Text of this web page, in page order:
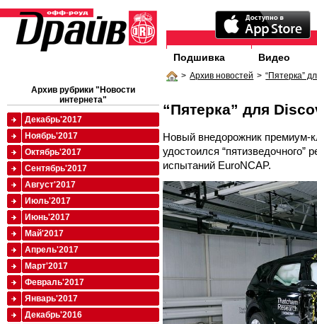
Подшивка Видео
> Архив новостей > “Пятерка”
“Пятерка” для
Новый внедорожник премиум-
удостоился “пятизведочного”
испытаний EuroNCAP.
Архив рубрики "Новости
интернета"
Декабрь'2017
Ноябрь'2017
Октябрь'2017
Сентябрь'2017
Август'2017
Июль'2017
Июнь'2017
Май'2017
Апрель'2017
Март'2017
Февраль'2017
Январь'2017
Декабрь'2016